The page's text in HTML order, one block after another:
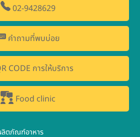
02-9428629
คำถามที่พบบ่อย
CODE การให้บริการ
Food clinic
ตภัณฑ์อาหาร